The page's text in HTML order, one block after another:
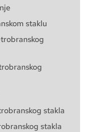
staklu
stakla
stakla